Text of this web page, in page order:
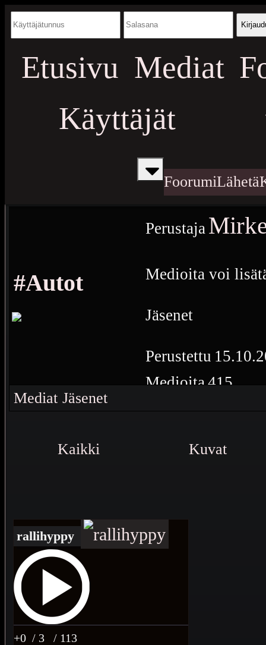
Etusivu Mediat
Käyttäjät
FoorumiLähetä
#Autot
Perustaja
Medioita voi
Jäsenet
Perustettu
Medioita415
Mediat Jäsenet
Kaikki Kuvat
rallihyppy
+0 / 3 / 113